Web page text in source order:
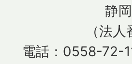
静
（法
電話：0558-72-